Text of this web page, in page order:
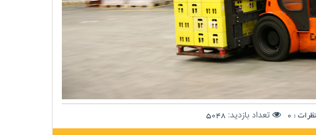
:
0 تعداد بازدید: 5048